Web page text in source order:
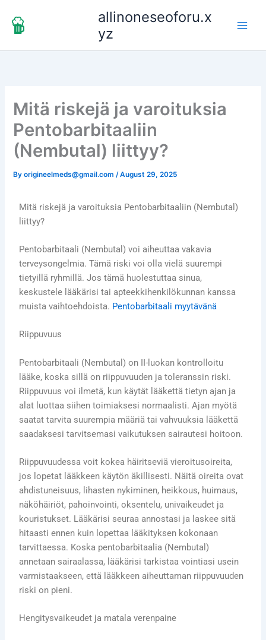
content
allinoneseoforu.x
yz
Mitä riskejä ja varoituksia
Pentobarbitaaliin
(Nembutal) liittyy?
Byorigineelmeds@gmail.com/August 29, 2025
Mitä riskejä ja varoituksia Pentobarbitaaliin (Nembutal)
liittyy?
Pentobarbitaali (Nembutal) voi aiheuttaa vakavia
terveysongelmia. Tämä riski voi olla vielä suurempi
tietyillä ryhmillä. Jos tämä huolestuttaa sinua,
keskustele lääkärisi tai apteekkihenkilökunnan kanssa
muista vaihtoehdoista. Pentobarbitaali myytävänä
Riippuvuus
Pentobarbitaali (Nembutal) on II-luokan kontrolloitu
lääke, koska sillä on riippuvuuden ja toleranssin riski.
Riippuvuus voi ilmetä, kun käytät lääkettä tietyn ajan ja
alat luottaa siihen toimiaksesi normaalisti. Ajan myötä
saatat tarvita suurempia määriä tai vahvuuksia lääkettä
saadaksesi tarvitsemasi vaikutuksen sairautesi hoitoon.
Riippuvuudessa voit kokea häiritseviä vieroitusoireita,
jos lopetat lääkkeen käytön äkillisesti. Näitä oireita ovat
ahdistuneisuus, lihasten nykiminen, heikkous, huimaus,
näköhäiriöt, pahoinvointi, oksentelu, univaikeudet ja
kouristukset. Lääkärisi seuraa annostasi ja laskee sitä
hitaasti ennen kuin lopettaa lääkityksen kokonaan
tarvittaessa. Koska pentobarbitaalia (Nembutal)
annetaan sairaalassa, lääkärisi tarkistaa vointiasi usein
varmistaakseen, että lääkkeen aiheuttaman riippuvuuden
riski on pieni.
Hengitysvaikeudet ja matala verenpaine